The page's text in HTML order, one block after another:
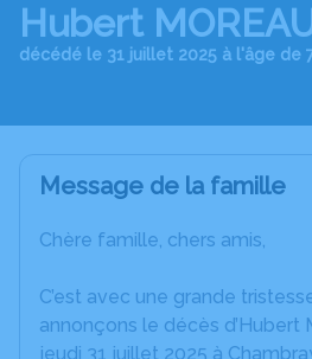
Hubert
décédé le 31 juillet 2025 à l'âge de
Message de la famille
Chère famille, chers amis,
C’est avec une grande
annonçons le décès d’Hubert
jeudi 31 juillet 2025 à